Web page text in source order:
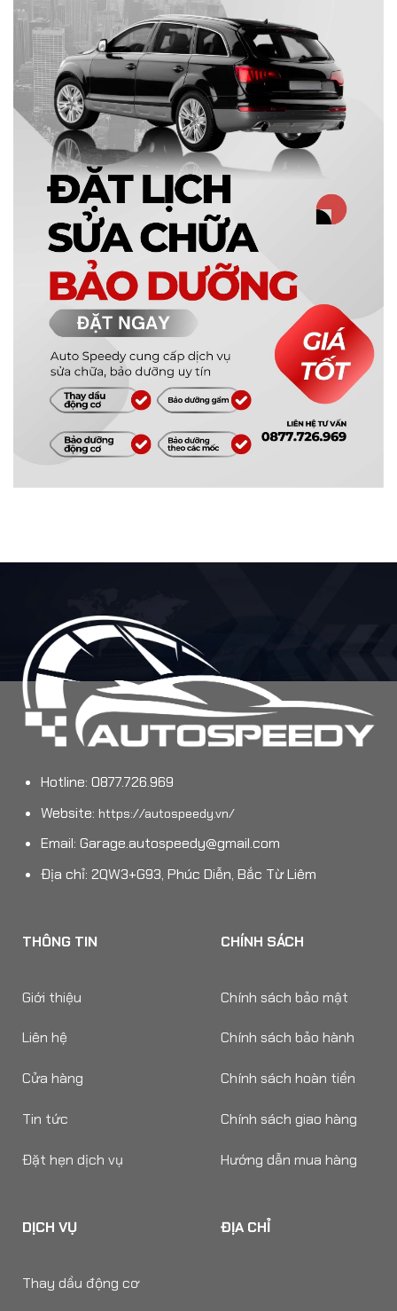
Hotline: 0877.726.969
Website: https://autospeedy.vn/
Email: Garage.autospeedy@gmail.com
Địa chỉ: 2QW3+G93, Phúc Diễn, Bắc Từ Liêm
THÔNG TIN
Giới thiệu
Liên hệ
Cửa hàng
Tin tức
Đặt hẹn dịch vụ
CHÍNH SÁCH
Chính sách bảo mật
Chính sách bảo hành
Chính sách hoàn tiền
Chính sách giao hàng
Hướng dẫn mua hàng
DỊCH VỤ
Thay dầu động cơ
ĐỊA CHỈ